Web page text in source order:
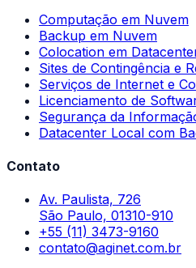
Computação em Nuvem
Backup em Nuvem
Colocation em
Sites de Contingência e
Serviços de Internet e
Licenciamento de
Segurança da
Datacenter Local com
Contato
Av. Paulista, 726
São Paulo, 01310-910
+55 (11) 3473-9160
contato@aginet.com.br